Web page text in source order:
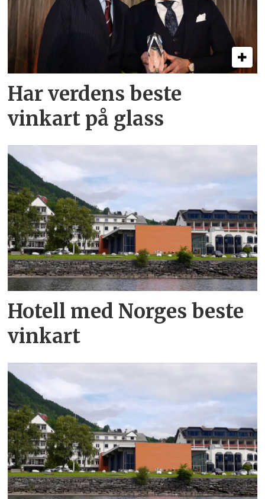
Har verdens beste
vinkart på glass
Hotell med Norges beste
vinkart